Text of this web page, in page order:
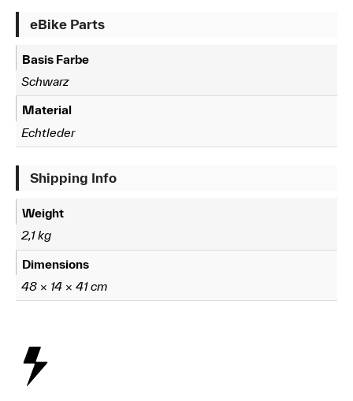
eBike Parts
Basis Farbe
Schwarz
Material
Echtleder
Shipping Info
Weight
2,1 kg
Dimensions
48 × 14 × 41 cm